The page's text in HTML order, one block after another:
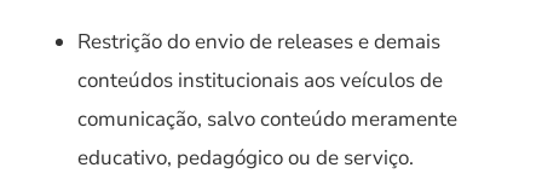
Restrição do envio de releases e demais
conteúdos institucionais aos veículos de
comunicação, salvo conteúdo meramente
educativo, pedagógico ou de serviço.